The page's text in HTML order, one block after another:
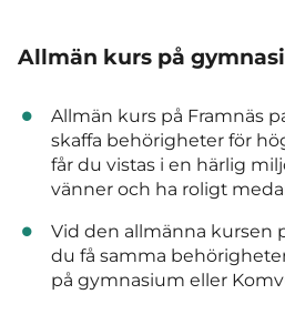
Allmän kurs på
Allmän kurs på Framnäs
skaffa behörigheter för
får du vistas i en härlig
vänner och ha roligt
Vid den allmänna kursen
du få samma
på gymnasium eller